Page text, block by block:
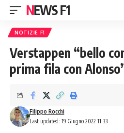
NEWS F1
NOTIZIE F1
Verstappen “bello
prima fila con
Last updated: 19 Giugno 2022 11:33
Filippo Rocchi